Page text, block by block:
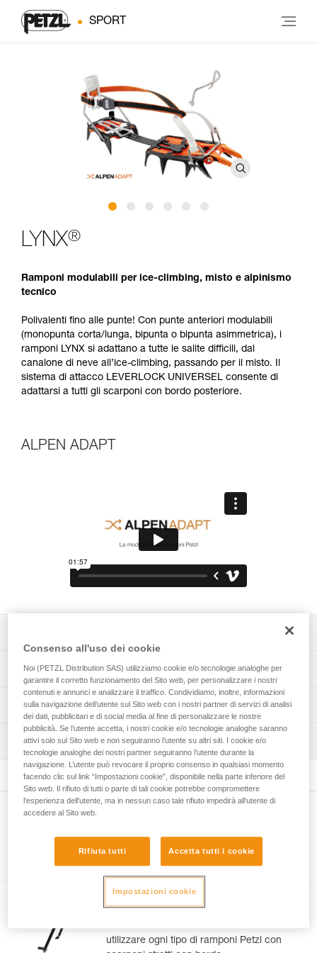
SPORT
LYNX®
Ramponi modulabili per ice-climbing, misto e alpinismo
tecnico
Polivalenti fino alle punte! Con punte anteriori modulabili
(monopunta corta/lunga, bipunta o bipunta asimmetrica), i
ramponi LYNX si adattano a tutte le salite difficili, dal
canalone di neve all’ice-climbing, passando per il misto. Il
sistema di attacco LEVERLOCK UNIVERSEL consente di
adattarsi a tutti gli scarponi con bordo posteriore.
ALPEN ADAPT
alpinismo tecnico:
- punte anteriori dentellate intercambiabili per
un’eccellente aderenza su ghiaccio e su terreno misto,
- ripartizione delle punte per garantire una buona stabilità
e presa su ogni tipo di ghiaccio,
- appoggi stabili, indipendentemente dai rilievi del ghiaccio
(cavolfiori, petali), grazie alle 8 semipunte, monopunta
compresa,
- sistema antizoccolo ANTISNOW LYNX per ridurre la
formazione dello zoccolo di neve, qualunque sia lo stato
della neve,
- soltanto 965 g.
Polivalenza d’uso:
- lunghezza delle punte anteriori regolabile con una sola
vite (brevetto Petzl),
- configurati come bipunta, i ramponi sono facilmente
goulotte, bipunta asimmetrica per ghiaccio puro,
Specifiche tecniche
Misure: 37-49
Certificazione(i): CE EN 893, UKCA, UIAA
Materiali: acciaio, acciaio inossidabile, alluminio,
poliammide
Dettagli codice
: Peso nella configurazione bipunta: 935 g (con FIL), 965 g
(con FIL FLEX)
Sistema di attacco : LEVERLOCK UNIVERSEL
Garanzia : 3 anni
Informazioni tecniche
Libretto d'uso
Scarica il pdf technical-notice-LYNX-2
Scarica il pdf CRAMPON - ACCESSORY COMPATIBILITY
Dichiarazione di conformità
Scarica il pdf UE-Declaration-U034AA00-LYNX
Consigli per la manutenzione del materiale Petzl
See all technical content
Ispezione
Procedura di verifica del DPI
Scarica il pdf verif-EPI-crampons-procedure-IT
Verifica del prodotto
Altri prodotti
Accessori
FIL SMALL
utilizzare ogni tipo di ramponi Petzl con
Consenso all'uso dei cookie
Noi (PETZL Distribution SAS) utilizziamo cookie e/o tecnologie analoghe per
garantire il corretto funzionamento del Sito web, per personalizzare i nostri
contenuti e annunci e analizzare il traffico. Condividiamo, inoltre, informazioni
sulla navigazione dell’utente sul Sito web con i nostri partner di servizi di analisi
dei dati, pubblicitari e di social media al fine di personalizzare le nostre
pubblicità. Se l’utente accetta, i nostri cookie e/o tecnologie analoghe saranno
attivi solo sul Sito web e non seguiranno l’utente su altri siti. I cookie e/o
tecnologie analoghe dei nostri partner seguiranno l’utente durante la
navigazione. L’utente può revocare il proprio consenso in qualsiasi momento
facendo clic sul link “Impostazioni cookie”, disponibile nella parte inferiore del
Sito web. Il rifiuto di tutti o parte di tali cookie potrebbe compromettere
l’esperienza dell’utente, ma in nessun caso tale rifiuto impedirà all’utente di
accedere al Sito web.
Rifiuta tutti Accetta tutti i cookie
Impostazioni cookie